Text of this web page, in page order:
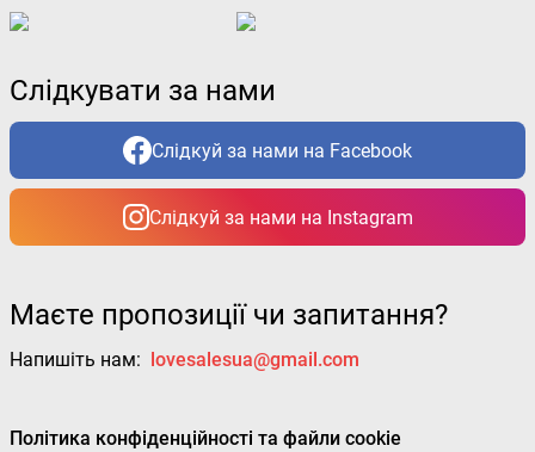
Слідкувати за нами
Слідкуй за нами на Facebook
Слідкуй за нами на Instagram
Маєте пропозиції чи запитання?
Напишіть нам: lovesalesua@gmail.com
Політика конфіденційності та файли cookie